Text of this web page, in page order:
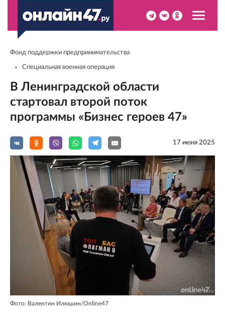
Фонд поддержки предпринимательства
Специальная военная операция
В Ленинградской области
стартовал второй поток
программы «Бизнес героев 47»
17 июня 2025
Фото: Валентин Илюшин/Online47